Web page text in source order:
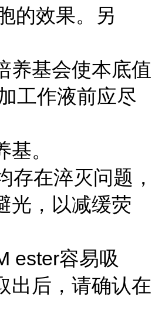
的效果。另
养基会使本底值
工作液前应尽
。
存在淬灭问题，
光，以减缓荧
ester容易吸
出后，请确认在